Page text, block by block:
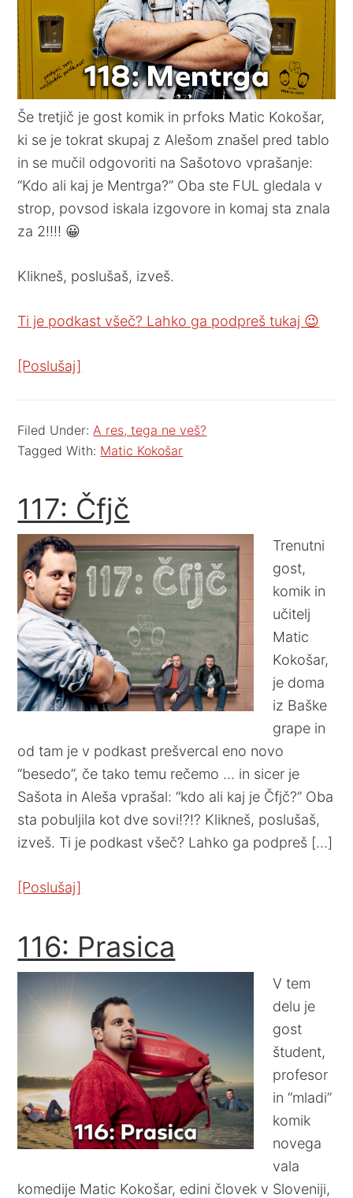
Še tretjič je gost komik in prfoks Matic Kokošar,
ki se je tokrat skupaj z Alešom znašel pred tablo
in se mučil odgovoriti na Sašotovo vprašanje:
“Kdo ali kaj je Mentrga?” Oba ste FUL gledala v
strop, povsod iskala izgovore in komaj sta znala
za 2!!!! 😀
Klikneš, poslušaš, izveš.
Ti je podkast všeč? Lahko ga podpreš tukaj 😉
[Poslušaj]
Filed Under:A res, tega ne veš?
Tagged With: Matic Kokošar
117: Čfjč
Trenutni
gost,
komik in
učitelj
Matic
Kokošar,
je doma
iz Baške
grape in
od tam je v podkast prešvercal eno novo
“besedo”, če tako temu rečemo … in sicer je
Sašota in Aleša vprašal: “kdo ali kaj je Čfjč?” Oba
sta pobuljila kot dve sovi!?!? Klikneš, poslušaš,
izveš. Ti je podkast všeč? Lahko ga podpreš […]
[Poslušaj]
116: Prasica
V tem
delu je
gost
študent,
profesor
in “mladi”
komik
novega
vala
komedije Matic Kokošar, edini človek v Sloveniji,